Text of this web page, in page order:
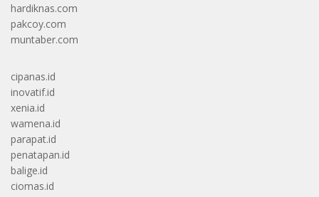
hardiknas.com
pakcoy.com
muntaber.com
cipanas.id
inovatif.id
xenia.id
wamena.id
parapat.id
penatapan.id
balige.id
ciomas.id